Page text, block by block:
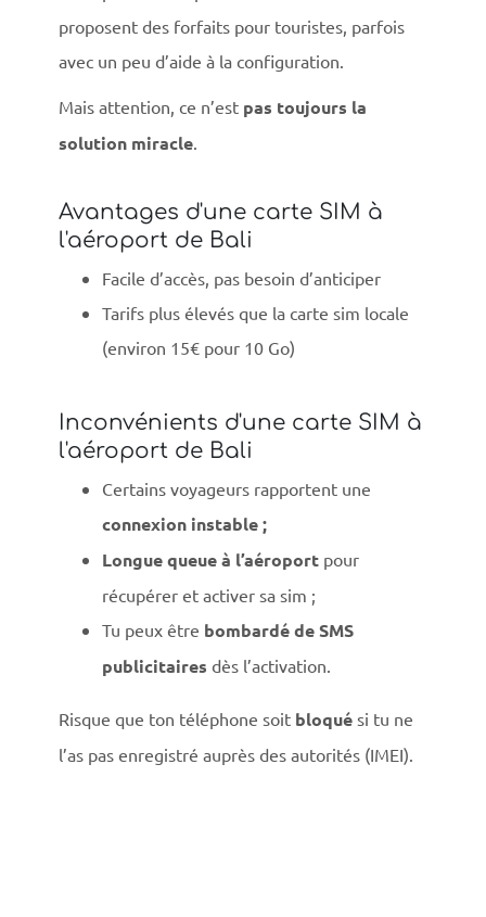
proposent des forfaits pour touristes, parfois
avec un peu d’aide à la configuration.
Mais attention, ce n’est pas toujours la
solution miracle.
Avantages d'une carte SIM à
l'aéroport de Bali
Facile d’accès, pas besoin d’anticiper
Tarifs plus élevés que la carte sim locale
(environ 15€ pour 10 Go)
Inconvénients d'une carte SIM à
l'aéroport de Bali
Certains voyageurs rapportent une
connexion instable ;
Longue queue à l’aéroportpour
récupérer et activer sa sim ;
Tu peux être bombardé de SMS
publicitaires dès l’activation.
Risque que ton téléphone soit bloquési tu ne
l’as pas enregistré auprès des autorités (IMEI).